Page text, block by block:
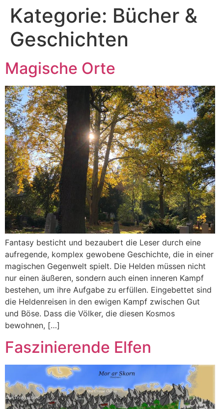
Kategorie: Bücher &
Geschichten
Magische Orte
Fantasy besticht und bezaubert die Leser durch eine
aufregende, komplex gewobene Geschichte, die in einer
magischen Gegenwelt spielt. Die Helden müssen nicht
nur einen äußeren, sondern auch einen inneren Kampf
bestehen, um ihre Aufgabe zu erfüllen. Eingebettet sind
die Heldenreisen in den ewigen Kampf zwischen Gut
und Böse. Dass die Völker, die diesen Kosmos
bewohnen, […]
Faszinierende Elfen